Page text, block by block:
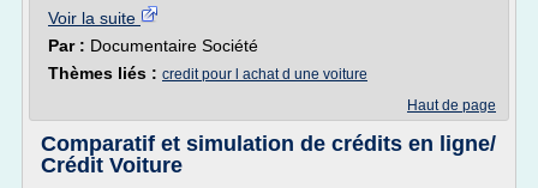
Voir la suite
Par : Documentaire Société
Thèmes liés : credit pour l achat d une voiture
Haut de page
Comparatif et simulation de crédits en ligne/
Crédit Voiture